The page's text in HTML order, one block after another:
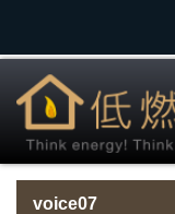
voice07